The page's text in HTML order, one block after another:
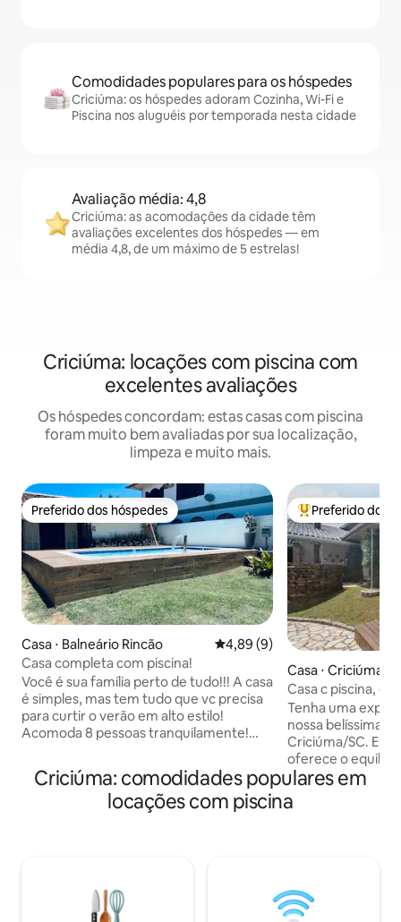
Comodidades populares para os hóspedes
Criciúma: os hóspedes adoram Cozinha, Wi-Fi e
Piscina nos aluguéis por temporada nesta cidade
Avaliação média: 4,8
Criciúma: as acomodações da cidade têm
avaliações excelentes dos hóspedes — em
média 4,8, de um máximo de 5 estrelas!
Criciúma: locações com piscina com
excelentes avaliações
Os hóspedes concordam: estas casas com piscina
foram muito bem avaliadas por sua localização,
limpeza e muito mais.
Preferido dos hóspedes
Preferido dos hóspedes
Casa ⋅ Balneário Rincão 4,89 de uma avaliação média
4,89 (9)
Casa completa com piscina!
Você é sua família perto de tudo!!! A casa
é simples, mas tem tudo que vc precisa
para curtir o verão em alto estilo!
Acomoda 8 pessoas tranquilamente!
onde temos churrasqueira pia mesa e
cadeiras, ainda na parte externa tem
uma linda piscina de 7x3.50 na parte
frontal da casa e um pátio, todo fechado
e ainda uma ducha no pátio dos fundos!
Entre os
Preferido dos
Casa ⋅ Criciúma
Casa c piscina,
completo
Tenha uma
nossa belíssima
Criciúma/SC.
oferece o
conforto e
conta com 4
de churrasqueira,
fácil acesso (30
praias da região.
Criciúma: comodidades populares em
locações com piscina